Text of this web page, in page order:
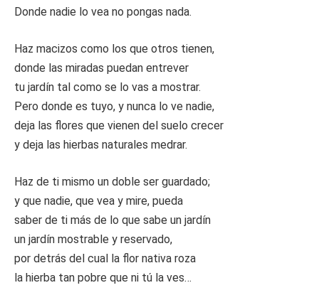
Donde nadie lo vea no pongas nada.
Haz macizos como los que otros tienen,
donde las miradas puedan entrever
tu jardín tal como se lo vas a mostrar.
Pero donde es tuyo, y nunca lo ve nadie,
deja las flores que vienen del suelo crecer
y deja las hierbas naturales medrar.
Haz de ti mismo un doble ser guardado;
y que nadie, que vea y mire, pueda
saber de ti más de lo que sabe un jardín
un jardín mostrable y reservado,
por detrás del cual la flor nativa roza
la hierba tan pobre que ni tú la ves…